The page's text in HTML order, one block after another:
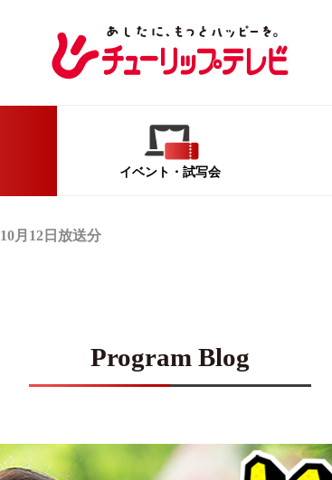
イベント ・試写会
10月12日放送分
Program Blog